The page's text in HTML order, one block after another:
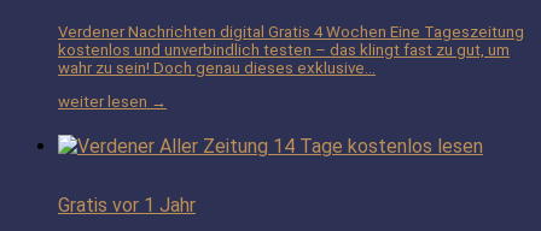
Verdener Nachrichten digital Gratis 4 Wochen Eine Tageszeitung
kostenlos und unverbindlich testen – das klingt fast zu gut, um
wahr zu sein! Doch genau dieses exklusive…
weiter lesen →
Gratis vor 1 Jahr